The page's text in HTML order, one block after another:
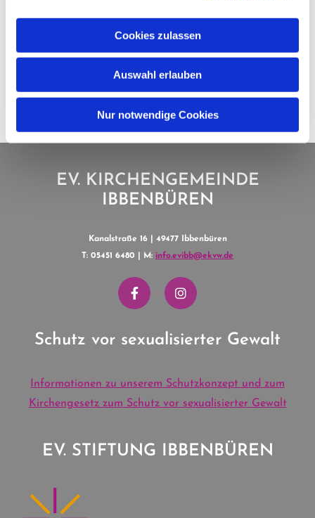
Cookies zulassen
Auswahl erlauben
Nur notwendige Cookies
EV. KIRCHENGEMEINDE
IBBENBÜREN
Kanalstraße 16 | 49477 Ibbenbüren
T: 05451 6480 | M: info.evibb@ekvw.de
Schutz vor sexualisierter Gewalt
Informationen zu unserem Schutzkonzept und zum
Kirchengesetz zum Schutz vor sexualisierter Gewalt
EV. STIFTUNG IBBENBÜREN